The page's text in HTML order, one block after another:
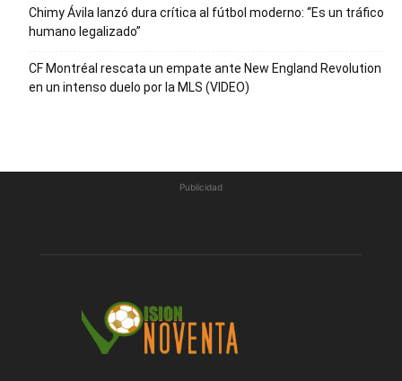
Chimy Ávila lanzó dura crítica al fútbol moderno: “Es un tráfico
humano legalizado”
CF Montréal rescata un empate ante New England Revolution
en un intenso duelo por la MLS (VIDEO)
Publicidad